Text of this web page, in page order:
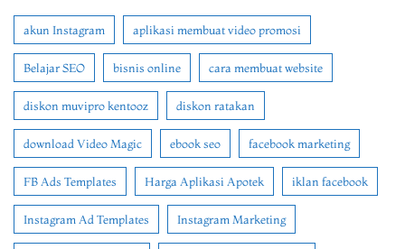
akun Instagram aplikasi membuat video promosi
Belajar SEO bisnis online cara membuat website
diskon muvipro kentooz diskon ratakan
download Video Magic ebook seo facebook marketing
FB Ads Templates Harga Aplikasi Apotek iklan facebook
Instagram Ad Templates Instagram Marketing